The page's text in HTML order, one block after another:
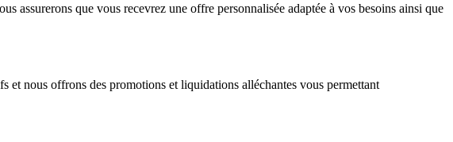
assurerons que vous recevrez une offre personnalisée adaptée à vos besoins ainsi que
nous offrons des promotions et liquidations alléchantes vous permettant